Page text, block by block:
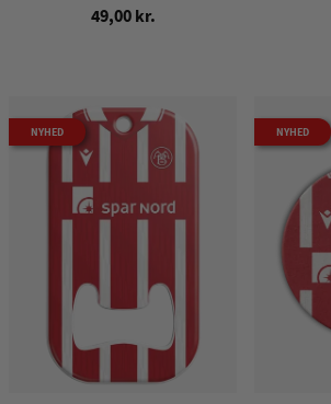
49,00 kr.
NYHED NYHED